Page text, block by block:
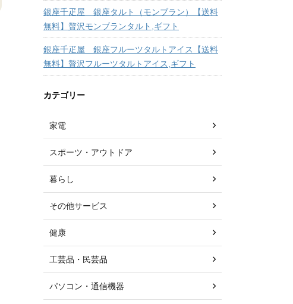
銀座千疋屋 銀座タルト（モンブラン）【送料
無料】贅沢モンブランタルト,ギフト
銀座千疋屋 銀座フルーツタルトアイス【送料
無料】贅沢フルーツタルトアイス,ギフト
カテゴリー
家電
スポーツ・アウトドア
暮らし
その他サービス
健康
工芸品・民芸品
パソコン・通信機器